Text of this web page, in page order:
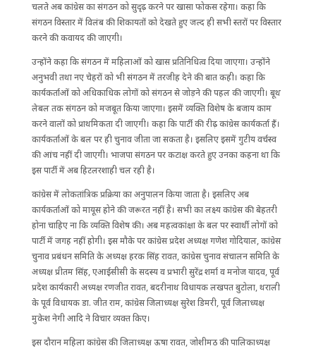
चलते अब कांग्रेस का संगठन को सुदृढ़ करने पर खासा फोकस रहेगा। कहा कि
संगठन विस्तार में विलंब की शिकायतों को देखते हुए जल्द ही सभी स्तरों पर विस्तार
करने की कवायद की जाएगी।
उन्होंने कहा कि संगठन में महिलाओं को खास प्रतिनिधित्व दिया जाएगा। उन्होंने
अनुभवी तथा नए चेहरों को भी संगठन में तरजीह देने की बात कही। कहा कि
कार्यकर्ताओं को अधिकाधिक लोगों को संगठन से जोड़ने की पहल की जाएगी। बूथ
लेबल तक संगठन को मजबूत किया जाएगा। इसमें व्यक्ति विशेष के बजाय काम
करने वालों को प्राथमिकता दी जाएगी। कहा कि पार्टी की रीढ़ कांग्रेस कार्यकर्ता हैं।
कार्यकर्ताओं के बल पर ही चुनाव जीता जा सकता है। इसलिए इसमें गुटीय वर्चस्व
की आंच नहीं दी जाएगी। भाजपा संगठन पर कटाक्ष करते हुए उनका कहना था कि
इस पार्टी में अब हिटलरशाही चल रही है।
कांग्रेस में लोकतांत्रिक प्रक्रिया का अनुपालन किया जाता है। इसलिए अब
कार्यकर्ताओं को मायूस होने की जरूरत नहीं है। सभी का लक्ष्य कांग्रेस की बेहतरी
होना चाहिए ना कि व्यक्ति विशेष की। अब महत्वकांक्षा के बल पर स्वार्थी लोगों को
पार्टी में जगह नहीं होगी। इस मौके पर कांग्रेस प्रदेश अध्यक्ष गणेश गोदियाल, कांग्रेस
चुनाव प्रबंधन समिति के अध्यक्ष हरक सिंह रावत, कांग्रेस चुनाव संचालन समिति के
अध्यक्ष प्रीतम सिंह, एआईसीसी के सदस्य व प्रभारी सुरेंद्र शर्मा व मनोज यादव, पूर्व
प्रदेश कार्यकारी अध्यक्ष रणजीत रावत, बदरीनाथ विधायक लखपत बुटोला, थराली
के पूर्व विधायक डा. जीत राम, कांग्रेस जिलाध्यक्ष सुरेश डिमरी, पूर्व जिलाध्यक्ष
मुकेश नेगी आदि ने विचार व्यक्त किए।
इस दौरान महिला कांग्रेस की जिलाध्यक्ष ऊषा रावत, जोशीमठ की पालिकाध्यक्ष